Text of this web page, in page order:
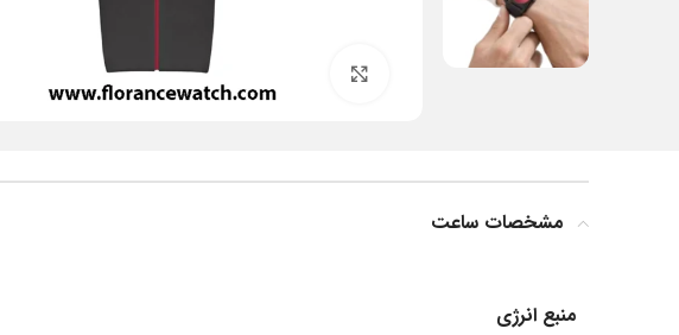
مشخصات ساعت
منبع انرژی